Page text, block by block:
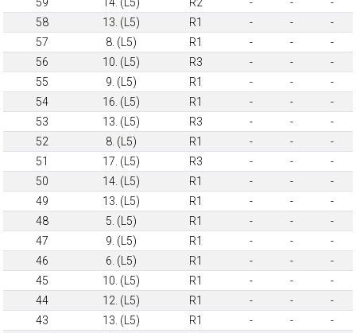
58
13. (L5) R1 - -
-
57
8. (L5) R1 - -
-
56
10. (L5) R3 - -
-
55
9. (L5) R1 - -
-
54
16. (L5) R1 - -
-
53
13. (L5) R3 - -
-
52
8. (L5) R1 - -
-
51
17. (L5) R3 - -
-
50
14. (L5) R1 - -
-
49
13. (L5) R1 - -
-
48
5. (L5) R1 - -
-
47
9. (L5) R1 - -
-
46
6. (L5) R1 - -
-
45
10. (L5) R1 - -
-
44
12. (L5) R1 - -
-
43
13. (L5) R1 - -
-